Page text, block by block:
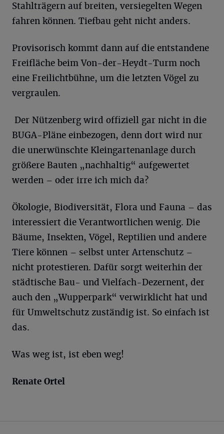
Stahlträgern auf breiten, versiegelten Wegen
fahren können. Tiefbau geht nicht anders.
Provisorisch kommt dann auf die entstandene
Freifläche beim Von-der-Heydt-Turm noch
eine Freilichtbühne, um die letzten Vögel zu
vergraulen.
Der Nützenberg wird offiziell gar nicht in die
BUGA-Pläne einbezogen, denn dort wird nur
die unerwünschte Kleingartenanlage durch
größere Bauten „nachhaltig“ aufgewertet
werden – oder irre ich mich da?
Ökologie, Biodiversität, Flora und Fauna – das
interessiert die Verantwortlichen wenig. Die
Bäume, Insekten, Vögel, Reptilien und andere
Tiere können – selbst unter Artenschutz –
nicht protestieren. Dafür sorgt weiterhin der
städtische Bau- und Vielfach-Dezernent, der
auch den „Wupperpark“ verwirklicht hat und
für Umweltschutz zuständig ist. So einfach ist
das.
Was weg ist, ist eben weg!
Renate Ortel